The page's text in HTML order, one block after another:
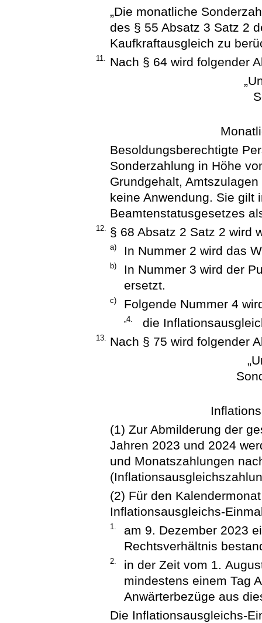
„Die monatliche
des § 55 Absatz 3 Satz 2
Kaufkraftausgleich zu
11.
Nach § 64 wird folgender
Besoldungsberechtigte
Sonderzahlung in Höhe
Grundgehalt,
keine Anwendung. Sie gilt
Beamtenstatusgesetzes
12. § 68 Absatz 2 Satz 2 wird
a) In Nummer 2 wird das
b)
In Nummer 3 wird der
ersetzt.
c) Folgende Nummer 4
„4. die
13.
Nach § 75 wird folgender
(1) Zur Abmilderung der
Jahren 2023 und 2024
und Monatszahlungen
(2) Für den
Inflationsausgleichs-
1.
am 9. Dezember 2023
Rechtsverhältnis
2.
in der Zeit vom 1.
mindestens einem Tag
Anwärterbezüge aus
Die Inflationsausgleichs-